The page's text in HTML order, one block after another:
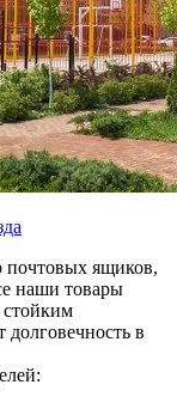
ящиков,
наши товары
стойким
в